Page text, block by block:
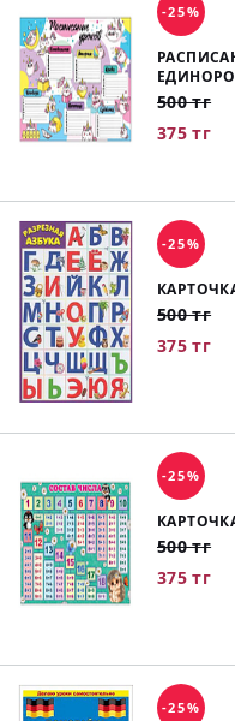
-25%
500 тг
375 тг
-25%
500 тг
375 тг
-25%
500 тг
375 тг
-25%